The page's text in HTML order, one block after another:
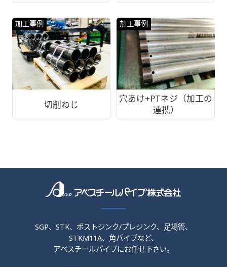
加工事例
切削ねじ
加工事例
穴あけ+PTネジ（加工の
連携）
SGP、STK、ポストジンク/プレジンク、足場管、
STKM11A、角パイプなど、
アベスチールパイプにお任せ下さい。